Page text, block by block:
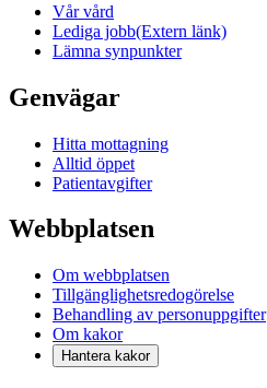
Vår vård
Lediga jobb(Extern länk)
Lämna synpunkter
Genvägar
Hitta mottagning
Alltid öppet
Patientavgifter
Webbplatsen
Om webbplatsen
Tillgänglighetsredogörelse
Behandling av personuppgifter
Om kakor
Hantera kakor